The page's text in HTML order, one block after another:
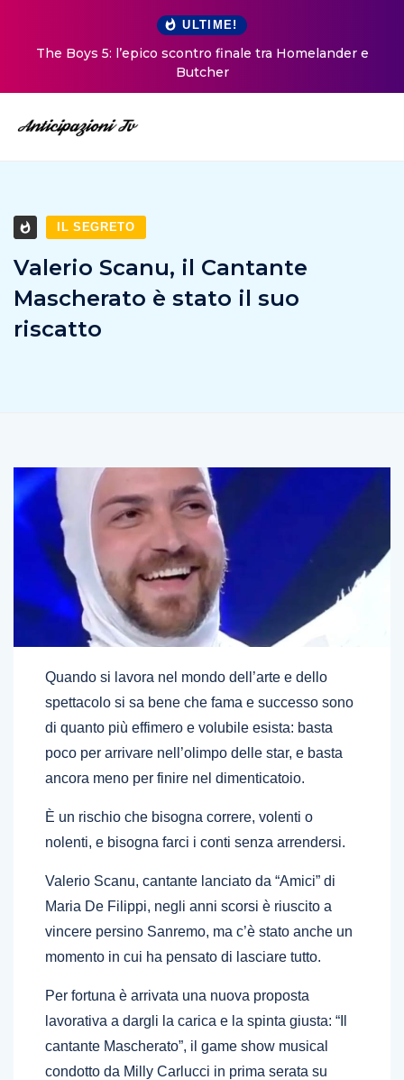
ULTIME!
The Boys 5: l’epico scontro finale tra Homelander e
Butcher
IL SEGRETO
Valerio Scanu, il Cantante
Mascherato è stato il suo
riscatto
Quando si lavora nel mondo dell’arte e dello
spettacolo si sa bene che fama e successo sono
di quanto più effimero e volubile esista: basta
poco per arrivare nell’olimpo delle star, e basta
ancora meno per finire nel dimenticatoio.
È un rischio che bisogna correre, volenti o
nolenti, e bisogna farci i conti senza arrendersi.
Valerio Scanu, cantante lanciato da “Amici” di
Maria De Filippi, negli anni scorsi è riuscito a
vincere persino Sanremo, ma c’è stato anche un
momento in cui ha pensato di lasciare tutto.
Per fortuna è arrivata una nuova proposta
lavorativa a dargli la carica e la spinta giusta: “Il
cantante Mascherato”, il game show musical
condotto da Milly Carlucci in prima serata su